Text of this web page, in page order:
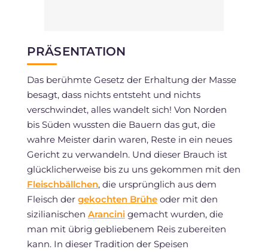
PRÄSENTATION
Das berühmte Gesetz der Erhaltung der Masse
besagt, dass nichts entsteht und nichts
verschwindet, alles wandelt sich! Von Norden
bis Süden wussten die Bauern das gut, die
wahre Meister darin waren, Reste in ein neues
Gericht zu verwandeln. Und dieser Brauch ist
glücklicherweise bis zu uns gekommen mit den
Fleischbällchen, die ursprünglich aus dem
Fleisch der gekochten Brüheoder mit den
sizilianischen Arancinigemacht wurden, die
man mit übrig gebliebenem Reis zubereiten
kann. In dieser Tradition der Speisen